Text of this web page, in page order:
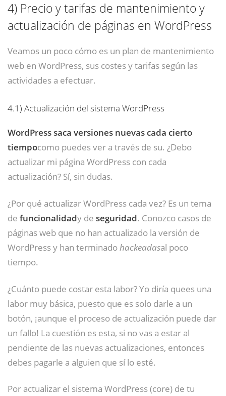
4) Precio y tarifas de mantenimiento y
actualización de páginas en WordPress
Veamos un poco cómo es un plan de mantenimiento
web en WordPress, sus costes y tarifas según las
actividades a efectuar.
4.1) Actualización del sistema WordPress
WordPress saca versiones nuevas cada cierto
tiempocomo puedes ver a través de su. ¿Debo
actualizar mi página WordPress con cada
actualización? Sí, sin dudas.
¿Por qué actualizar WordPress cada vez? Es un tema
de funcionalidady de seguridad. Conozco casos de
páginas web que no han actualizado la versión de
WordPress y han terminadohackeadasal poco
tiempo.
¿Cuánto puede costar esta labor? Yo diría quees una
labor muy básica, puesto que es solo darle a un
botón, ¡aunque el proceso de actualización puede dar
un fallo! La cuestión es esta, si no vas a estar al
pendiente de las nuevas actualizaciones, entonces
debes pagarle a alguien que sí lo esté.
Por actualizar el sistema WordPress (core) de tu